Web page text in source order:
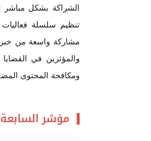
الشراكة بشكل مباشر
والمؤثرين في القضايا
ومكافحة المحتوى
مؤشر السابعة